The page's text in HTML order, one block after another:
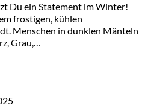
Du ein Statement im Winter!
frostigen, kühlen
Menschen in dunklen Mänteln
Grau,…